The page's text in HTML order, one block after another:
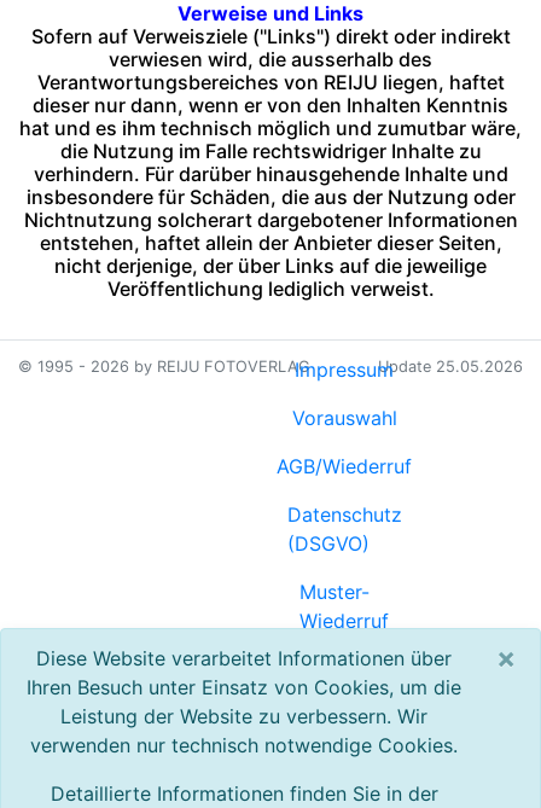
Verweise und Links
Sofern auf Verweisziele ("Links") direkt oder indirekt
verwiesen wird, die ausserhalb des
Verantwortungsbereiches von REIJU liegen, haftet
dieser nur dann, wenn er von den Inhalten Kenntnis
hat und es ihm technisch möglich und zumutbar wäre,
die Nutzung im Falle rechtswidriger Inhalte zu
verhindern. Für darüber hinausgehende Inhalte und
insbesondere für Schäden, die aus der Nutzung oder
Nichtnutzung solcherart dargebotener Informationen
entstehen, haftet allein der Anbieter dieser Seiten,
nicht derjenige, der über Links auf die jeweilige
Veröffentlichung lediglich verweist.
Diese Website verarbeitet Informationen über
Ihren Besuch unter Einsatz von Cookies, um die
Leistung der Website zu verbessern. Wir
verwenden nur technisch notwendige Cookies.
Detaillierte Informationen finden Sie in der
×
Update 25.05.2026
© 1995 - 2026 by REIJU FOTOVERLAGImpressum
Vorauswahl
AGB/Wiederruf
Datenschutz
(DSGVO)
Muster-
Wiederruf
(PDF)
Referenzen
Registrierung
Kontakt